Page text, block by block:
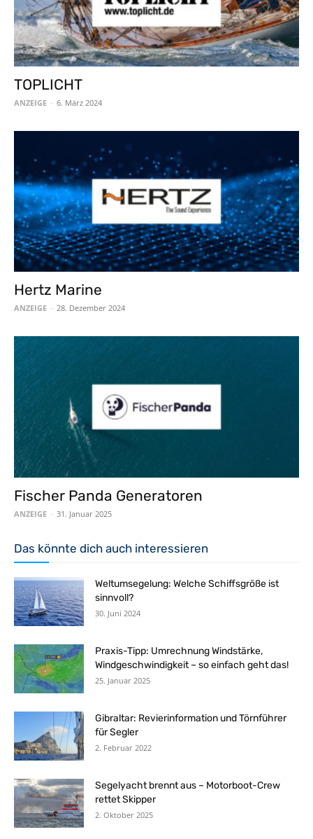
TOPLICHT
ANZEIGE - 6. März 2024
Hertz Marine
ANZEIGE - 28. Dezember 2024
Fischer Panda Generatoren
ANZEIGE - 31. Januar 2025
Das könnte dich auch interessieren
Weltumsegelung: Welche Schiffsgröße ist
sinnvoll?
30. Juni 2024
Praxis-Tipp: Umrechnung Windstärke,
Windgeschwindigkeit – so einfach geht das!
25. Januar 2025
Gibraltar: Revierinformation und Törnführer
für Segler
2. Februar 2022
Segelyacht brennt aus – Motorboot-Crew
rettet Skipper
2. Oktober 2025